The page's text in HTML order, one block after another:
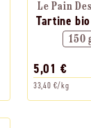
Le Pain
Tartine
150
5,01 €
33,40 €/kg